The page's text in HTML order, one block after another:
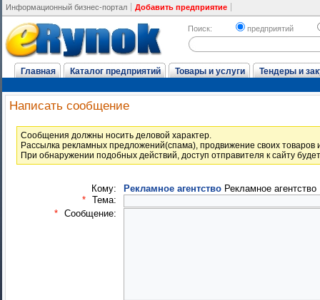
Информационный бизнес-портал Добавить предприятие
Поиск: предприятий
Главная Каталог предприятий Товары и услуги Тендеры и
Написать сообщение
Cообщения должны носить деловой характер.
Рассылка рекламных предложений(спама), продвижение своих товаров
При обнаружении подобных действий, доступ отправителя к сайту
Кому: Рекламное агентство Рекламное агентство
* Тема:
* Сообщение: